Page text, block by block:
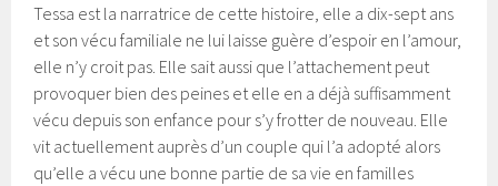
Tessa est la narratrice de cette histoire, elle a dix-sept ans
et son vécu familiale ne lui laisse guère d’espoir en l’amour,
elle n’y croit pas. Elle sait aussi que l’attachement peut
provoquer bien des peines et elle en a déjà suffisamment
vécu depuis son enfance pour s’y frotter de nouveau. Elle
vit actuellement auprès d’un couple qui l’a adopté alors
qu’elle a vécu une bonne partie de sa vie en familles